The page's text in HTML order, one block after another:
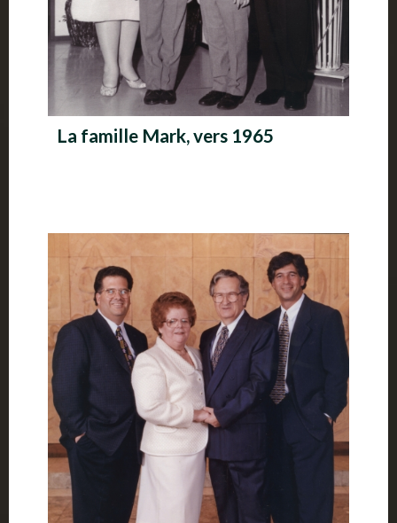
La famille Mark, vers 1965